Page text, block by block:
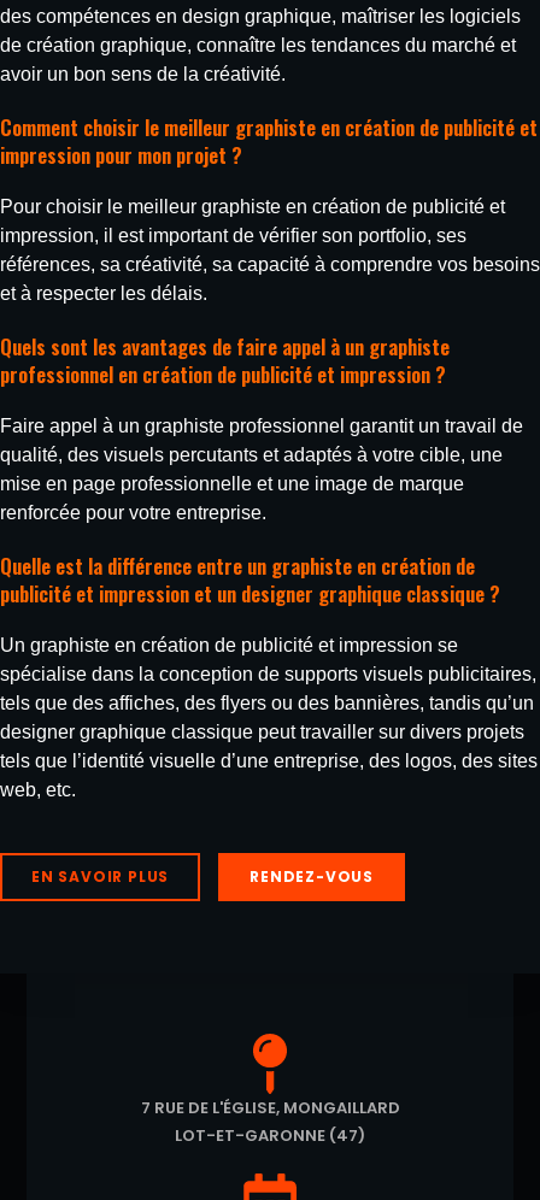
des compétences en design graphique, maîtriser les logiciels
de création graphique, connaître les tendances du marché et
avoir un bon sens de la créativité.
Comment choisir le meilleur graphiste en création de publicité et
impression pour mon projet ?
Pour choisir le meilleur graphiste en création de publicité et
impression, il est important de vérifier son portfolio, ses
références, sa créativité, sa capacité à comprendre vos besoins
et à respecter les délais.
Quels sont les avantages de faire appel à un graphiste
professionnel en création de publicité et impression ?
Faire appel à un graphiste professionnel garantit un travail de
qualité, des visuels percutants et adaptés à votre cible, une
mise en page professionnelle et une image de marque
renforcée pour votre entreprise.
Quelle est la différence entre un graphiste en création de
publicité et impression et un designer graphique classique ?
Un graphiste en création de publicité et impression se
spécialise dans la conception de supports visuels publicitaires,
tels que des affiches, des flyers ou des bannières, tandis qu’un
designer graphique classique peut travailler sur divers projets
tels que l’identité visuelle d’une entreprise, des logos, des sites
web, etc.
EN SAVOIR PLUS RENDEZ-VOUS
7 RUE DE L'ÉGLISE, MONGAILLARD
LOT-ET-GARONNE (47)